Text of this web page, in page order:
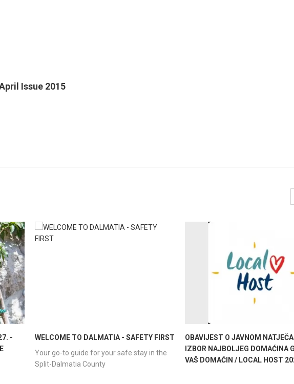
Issue 2015
-
WELCOME TO DALMATIA - SAFETY FIRST
Your go-to guide for your safe stay in the
Split-Dalmatia County
OBAVIJEST O JAVNOM
IZBOR NAJBOLJEG DOMAĆINA
VAŠ DOMAĆIN / LOCAL HOST